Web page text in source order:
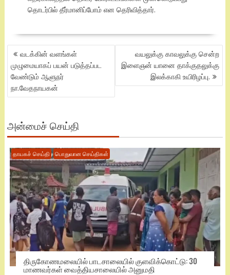
தொடர்பில் தீர்மானிப்போம் என தெரிவித்தார்.
POST
NAVIGATION
வடக்கின் வளங்கள்
முழுமையாகப் பயன் படுத்தப்பட
வேண்டும் ஆளுநர்
நா.வேதநாயகன்
வயலுக்கு காவலுக்கு சென்ற
இளைஞன் யானை தாக்குதலுக்கு
இலக்காகி உயிரிழப்பு.
அன்மைச் செய்தி
தாயகச் செய்தி பொதுவான செய்திகள்
திருகோணமலையில் பாடசாலையில் குளவிக்கொட்டு: 30
மாணவர்கள் வைத்தியசாலையில் அனுமதி